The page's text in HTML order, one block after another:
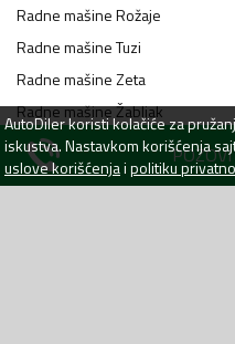
Radne mašineRožaje
Radne mašineTuzi
Radne mašineZeta
Radne mašineŽabljak
AutoDilerkoristi kolačiće za
iskustva. Nastavkom korišćenja
uslove korišćenjaipolitiku